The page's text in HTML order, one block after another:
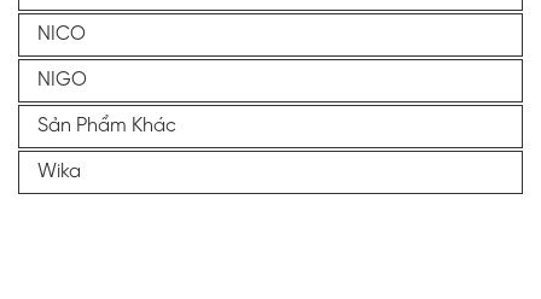
NICO
NIGO
Sản Phẩm Khác
Wika